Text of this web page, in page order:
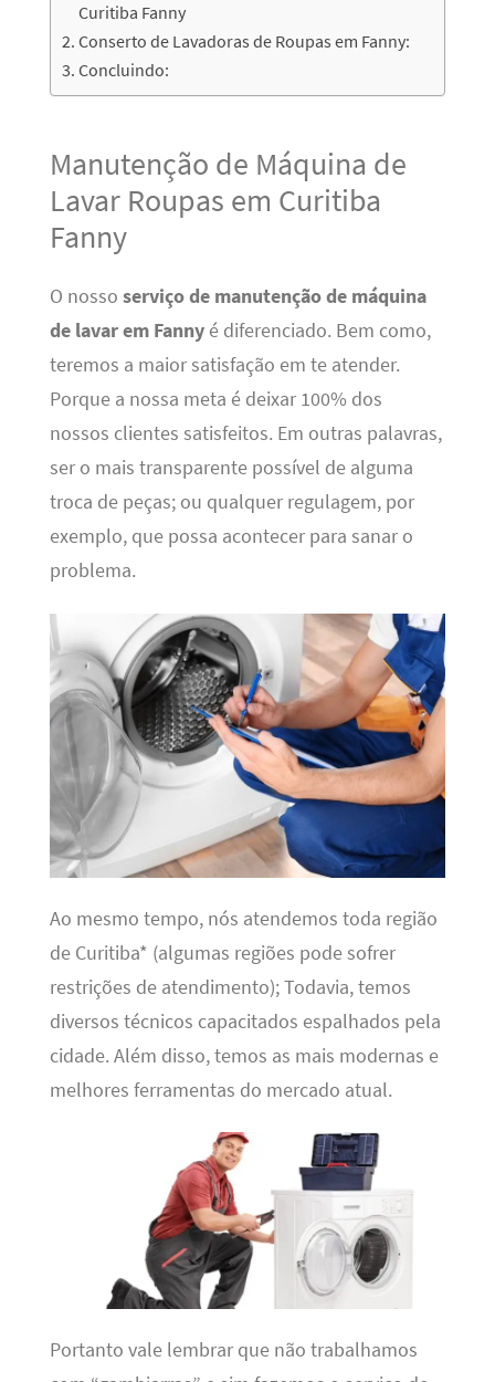
Curitiba Fanny
Conserto de Lavadoras de Roupas em Fanny:
Concluindo:
Manutenção de Máquina de
Lavar Roupas em Curitiba
Fanny
O nosso serviço de manutenção de máquina
de lavar em Fannyé diferenciado. Bem como,
teremos a maior satisfação em te atender.
Porque a nossa meta é deixar 100% dos
nossos clientes satisfeitos. Em outras palavras,
ser o mais transparente possível de alguma
troca de peças; ou qualquer regulagem, por
exemplo, que possa acontecer para sanar o
problema.
Ao mesmo tempo, nós atendemos toda região
de Curitiba* (algumas regiões pode sofrer
restrições de atendimento); Todavia, temos
diversos técnicos capacitados espalhados pela
cidade. Além disso, temos as mais modernas e
melhores ferramentas do mercado atual.
Portanto vale lembrar que não trabalhamos